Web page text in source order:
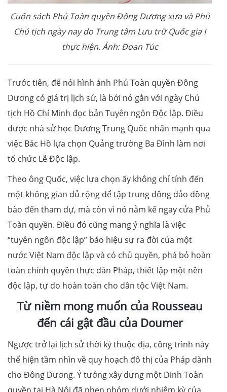
Cuốn sách Phủ Toàn quyền Đông Dương xưa và Phủ
Chủ tịch ngày nay do Trung tâm Lưu trữ Quốc gia I
thực hiện. Ảnh: Đoan Túc
Trước tiên, để nói hình ảnh Phủ Toàn quyền Đông
Dương có giá trị lịch sử, là bởi nó gắn với ngày Chủ
tịch Hồ Chí Minh đọc bản Tuyên ngôn Độc lập. Điều
được nhà sử học Dương Trung Quốc nhấn mạnh qua
việc Bác Hồ lựa chọn Quảng trường Ba Đình làm nơi
tổ chức Lễ Độc lập.
Theo ông Quốc, việc lựa chọn ấy không chỉ tính đến
một không gian đủ rộng để tập trung đông đảo đồng
bào đến tham dự, mà còn vì nó nằm kế ngay cửa Phủ
Toàn quyền. Điều đó cũng mang ý nghĩa là việc
“tuyên ngôn độc lập” báo hiệu sự ra đời của một
nước Việt Nam độc lập và có chủ quyền, phá bỏ hoàn
toàn chính quyền thực dân Pháp, thiết lập một nền
độc lập, tự do hoàn toàn cho dân tộc Việt Nam.
Từ niềm mong muốn của Rousseau
đến cái gật đầu của Doumer
Ngược trở lại lịch sử thời kỳ thuộc địa, công trình này
thể hiện tầm nhìn về quy hoạch đô thị của Pháp dành
cho Đông Dương. Ý tưởng xây dựng một Dinh Toàn